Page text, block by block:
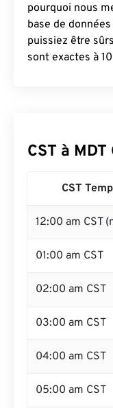
pourquoi nous
base de
puissiez être
sont exactes à
CST à
CST
12:00 am CST
01:00 am CST
02:00 am CST
03:00 am CST
04:00 am CST
05:00 am CST